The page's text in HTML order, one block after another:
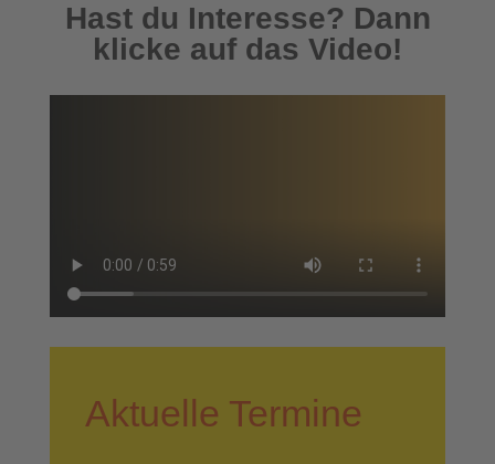
Hast du Interesse? Dann
klicke auf das Video!
Aktuelle Termine